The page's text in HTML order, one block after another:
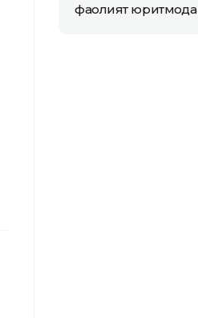
фаолият юритмоқда